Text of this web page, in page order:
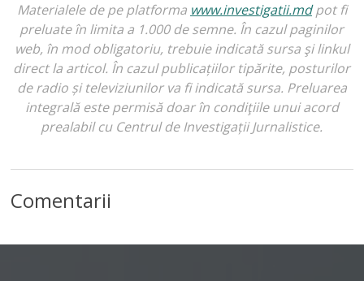
Materialele de pe platforma www.investigatii.mdpot fi
preluate în limita a 1.000 de semne. În cazul paginilor
web, în mod obligatoriu, trebuie indicată sursa şi linkul
direct la articol. În cazul publicațiilor tipărite, posturilor
de radio și televiziunilor va fi indicată sursa. Preluarea
integrală este permisă doar în condiţiile unui acord
prealabil cu Centrul de Investigații Jurnalistice.
Comentarii